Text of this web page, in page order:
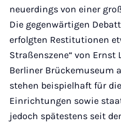
neuerdings von einer
Die gegenwärtigen
erfolgten Restitutionen
Straßenszene“ von
Berliner Brückemuseum
stehen beispielhaft für
Einrichtungen sowie
jedoch spätestens seit